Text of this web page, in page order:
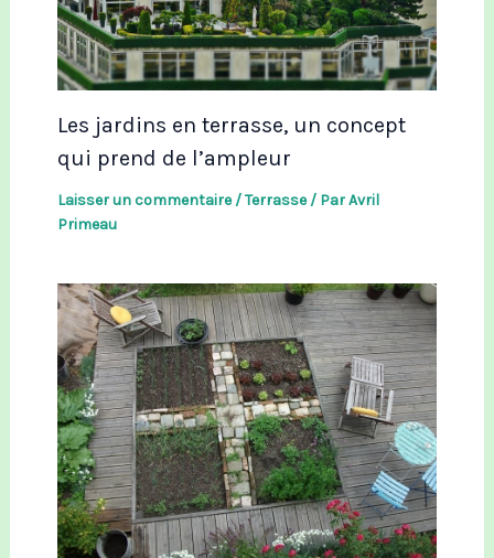
Les jardins en terrasse, un concept
qui prend de l’ampleur
Laisser un commentaire /Terrasse/ ParAvril
Primeau